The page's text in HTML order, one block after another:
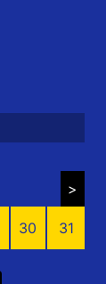
>
30 31